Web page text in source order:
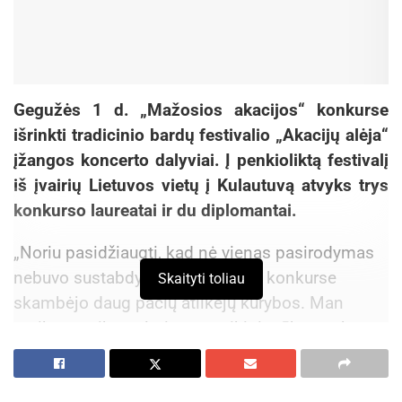
Gegužės 1 d.
„Mažosios akacijos“ konkurse
išrinkti tradicinio bardų festivalio „Akacijų alėja“
įžangos koncerto dalyviai. Į penkioliktą festivalį
iš įvairių Lietuvos vietų į Kulautuvą atvyks trys
konkurso laureatai ir du diplomantai.
„Noriu pasidžiaugti, kad nė vienas pasirodymas
nebuvo sustabdytas. Džiugu, kad konkurse
skambėjo daug pačių atlikėjų kūrybos. Man
patiko muzikos plotis – muzikinis rūbas nebuvo
skurdus. Girdėjau bliuzo, džiazo, net akustinio
roko motyvų“, – po konkurso kalbėjo festivalio
Skaityti toliau